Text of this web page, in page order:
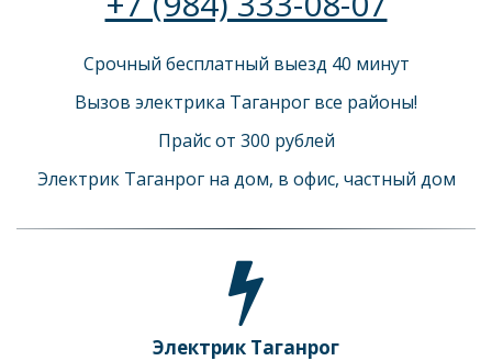
Срочный бесплатный выезд 40 минут
Вызов электрика Таганрог все районы!
Прайс от 300 рублей
Электрик Таганрог на дом, в офис, частный дом
Электрик Таганрог